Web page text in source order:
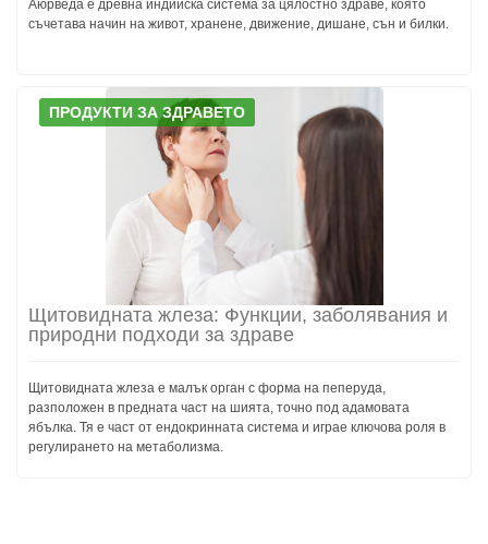
Аюрведа е древна индийска система за цялостно здраве, която
съчетава начин на живот, хранене, движение, дишане, сън и билки.
ПРОДУКТИ ЗА ЗДРАВЕТО
Щитовидната жлеза: Функции, заболявания и
природни подходи за здраве
Щитовидната жлеза е малък орган с форма на пеперуда,
разположен в предната част на шията, точно под адамовата
ябълка. Тя е част от ендокринната система и играе ключова роля в
регулирането на метаболизма.